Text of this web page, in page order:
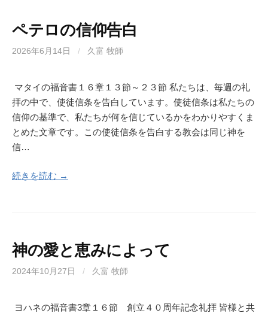
ペテロの信仰告白
2026年6月14日 / 久富 牧師
マタイの福音書１６章１３節～２３節 私たちは、毎週の礼
拝の中で、使徒信条を告白しています。使徒信条は私たちの
信仰の基準で、私たちが何を信じているかをわかりやすくま
とめた文章です。この使徒信条を告白する教会は同じ神を
信…
続きを読む →
神の愛と恵みによって
2024年10月27日 / 久富 牧師
ヨハネの福音書3章１６節 創立４０周年記念礼拝 皆様と共